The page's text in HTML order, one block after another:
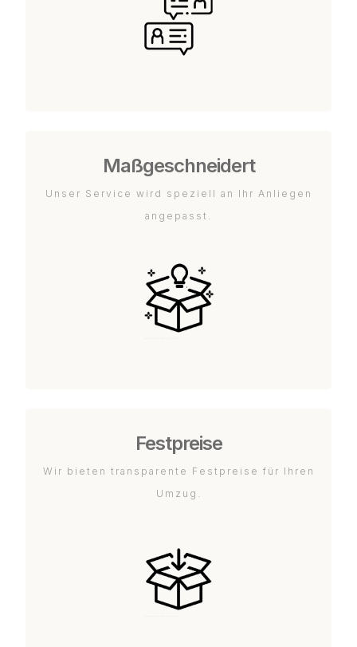
Maßgeschneidert
Unser Service wird speziell an Ihr Anliegen
angepasst.
Festpreise
Wir bieten transparente Festpreise für Ihren
Umzug.